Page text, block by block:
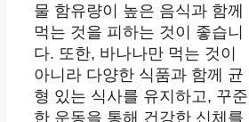
물 함유량이 높은 음식과 함께
먹는 것을 피하는 것이 좋습니
다. 또한, 바나나만 먹는 것이
아니라 다양한 식품과 함께 균
형 있는 식사를 유지하고, 꾸준
한 운동을 통해 건강한 신체를